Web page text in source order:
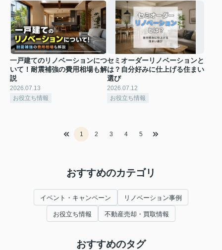
一戸建てのリノベーションにつ
いて！耐震補強の費用相場も解
説
2026.07.13
お役立ち情報
セミオーダーリノベーションと
は？自分好みに仕上げる住まい
選び
2026.07.12
お役立ち情報
1 2 3 4 5
おすすめのカテゴリ
イベント・キャンペーン リノベーション事例
お役立ち情報 不動産売却・買取情報
おすすめのタグ